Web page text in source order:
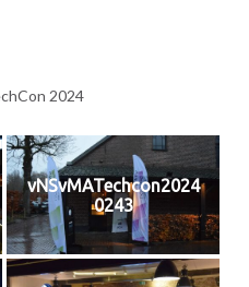
2024
vNSvMATechcon2024
0243